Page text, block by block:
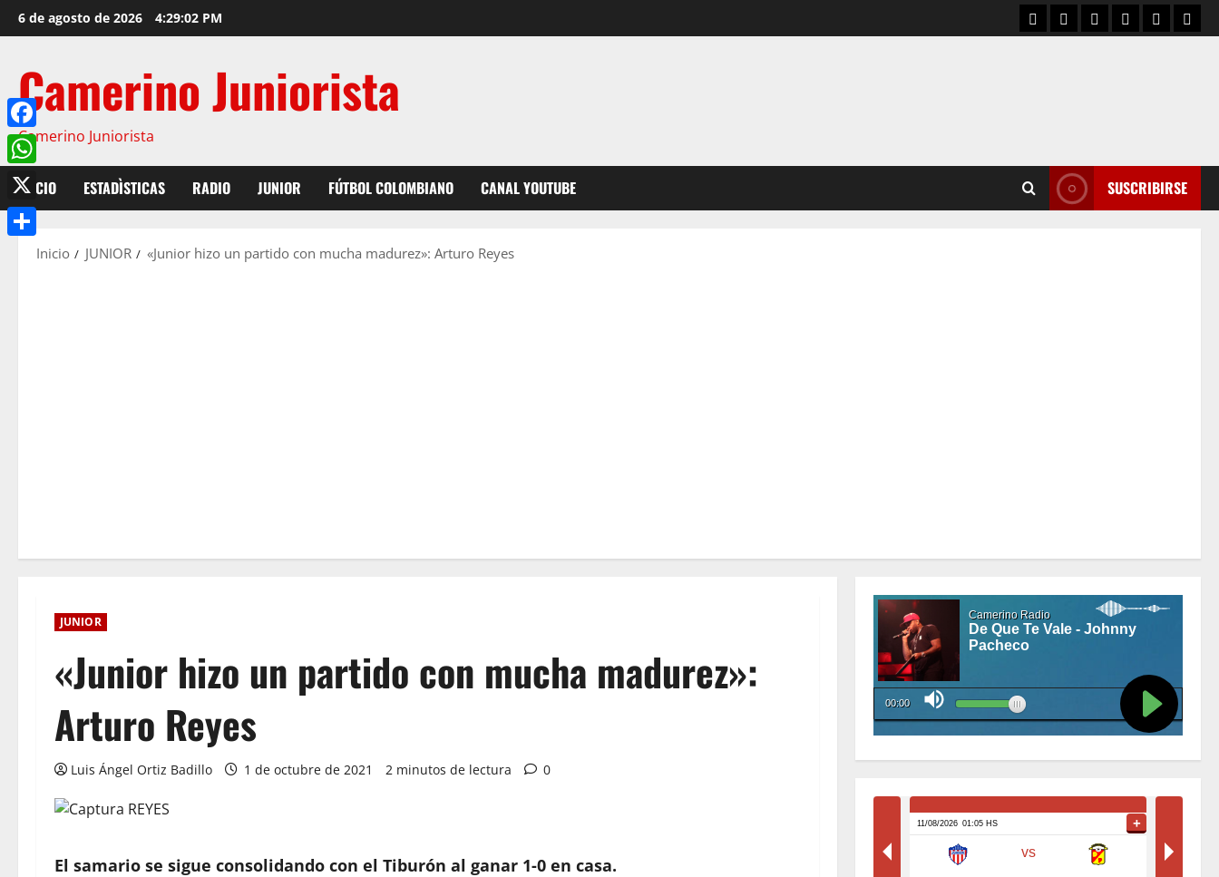
6 de agosto de 2026 4:29:03 PM
Camerino Juniorista
Camerino Juniorista
INICIO ESTADÌSTICAS RADIO JUNIOR FÚTBOL COLOMBIANO CANAL YOUTUBE SUSCRIBIRSE
Inicio JUNIOR «Junior hizo un partido con mucha madurez»: Arturo Reyes
JUNIOR
«Junior hizo un partido con mucha madurez»:
Arturo Reyes
Luis Ángel Ortiz Badillo 1 de octubre de 2021 2 minutos de lectura 0
El samario se sigue consolidando con el Tiburón al ganar 1-0 en casa.
Facebook
WhatsApp
X
Compartir